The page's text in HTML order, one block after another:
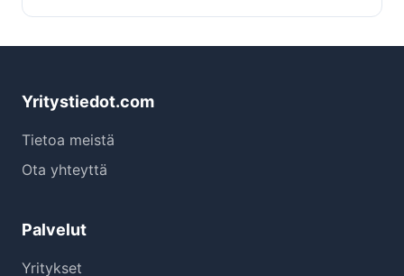
Yritystiedot.com
Tietoa meistä
Ota yhteyttä
Palvelut
Yritykset